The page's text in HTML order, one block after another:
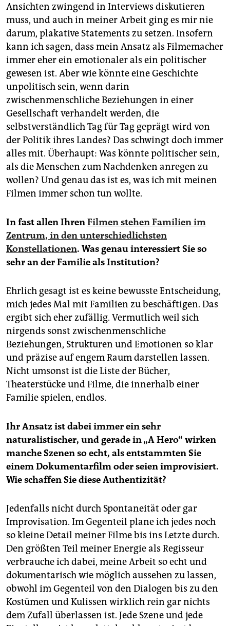
Ansichten zwingend in Interviews diskutieren
muss, und auch in meiner Arbeit ging es mir nie
darum, plakative Statements zu setzen. Insofern
kann ich sagen, dass mein Ansatz als Filmemacher
immer eher ein emotionaler als ein politischer
gewesen ist. Aber wie könnte eine Geschichte
unpolitisch sein, wenn darin
zwischenmenschliche Beziehungen in einer
Gesellschaft verhandelt werden, die
selbstverständlich Tag für Tag geprägt wird von
der Politik ihres Landes? Das schwingt doch immer
alles mit. Überhaupt: Was könnte politischer sein,
als die Menschen zum Nachdenken anregen zu
wollen? Und genau das ist es, was ich mit meinen
Filmen immer schon tun wollte.
In fast allen IhrenFilmen stehen Familien im
Zentrum, in den unterschiedlichsten
Konstellationen. Was genau interessiert Sie so
sehr an der Familie als Institution?
Ehrlich gesagt ist es keine bewusste Entscheidung,
mich jedes Mal mit Familien zu beschäftigen. Das
ergibt sich eher zufällig. Vermutlich weil sich
nirgends sonst zwischenmenschliche
Beziehungen, Strukturen und Emotionen so klar
und präzise auf engem Raum darstellen lassen.
Nicht umsonst ist die Liste der Bücher,
Theaterstücke und Filme, die innerhalb einer
Familie spielen, endlos.
Ihr Ansatz ist dabei immer ein sehr
naturalistischer, und gerade in „A Hero“ wirken
manche Szenen so echt, als entstammten Sie
einem Dokumentarfilm oder seien improvisiert.
Wie schaffen Sie diese Authentizität?
Jedenfalls nicht durch Spontaneität oder gar
Improvisation. Im Gegenteil plane ich jedes noch
so kleine Detail meiner Filme bis ins Letzte durch.
Den größten Teil meiner Energie als Regisseur
verbrauche ich dabei, meine Arbeit so echt und
dokumentarisch wie möglich aussehen zu lassen,
obwohl im Gegenteil von den Dialogen bis zu den
Kostümen und Kulissen wirklich rein gar nichts
dem Zufall überlassen ist. Jede Szene und jede